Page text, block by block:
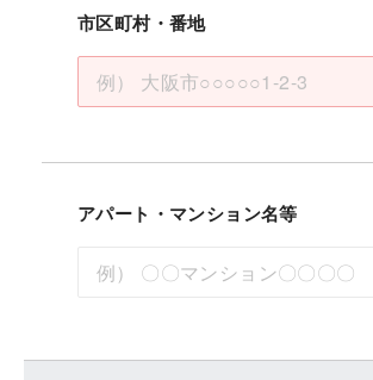
市区町村・番地
アパート・マンション名等